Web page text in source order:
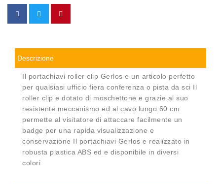
Descrizione
Il portachiavi roller clip Gerlos e un articolo perfetto
per qualsiasi ufficio fiera conferenza o pista da sci Il
roller clip e dotato di moschettone e grazie al suo
resistente meccanismo ed al cavo lungo 60 cm
permette al visitatore di attaccare facilmente un
badge per una rapida visualizzazione e
conservazione Il portachiavi Gerlos e realizzato in
robusta plastica ABS ed e disponibile in diversi
colori